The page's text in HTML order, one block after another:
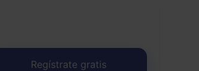
Regístrate gratis